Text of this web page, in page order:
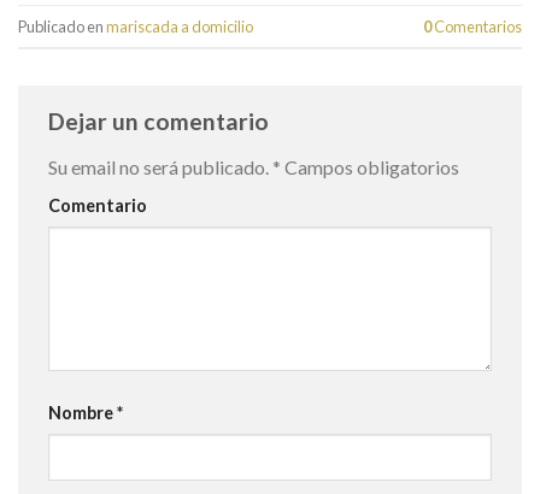
Publicado enmariscada a domicilio 0Comentarios
Dejar un comentario
Su email no será publicado. * Campos obligatorios
Comentario
Nombre*